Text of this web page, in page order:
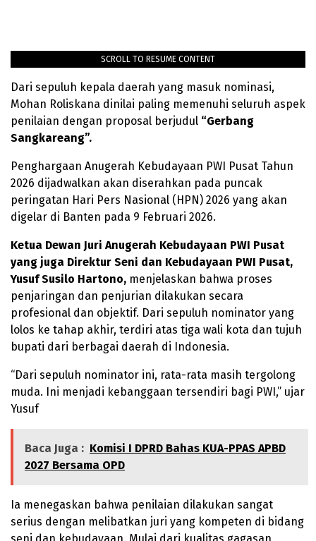
SCROLL TO RESUME CONTENT
Dari sepuluh kepala daerah yang masuk nominasi,
Mohan Roliskana dinilai paling memenuhi seluruh aspek
penilaian dengan proposal berjudul “Gerbang
Sangkareang”.
Penghargaan Anugerah Kebudayaan PWI Pusat Tahun
2026 dijadwalkan akan diserahkan pada puncak
peringatan Hari Pers Nasional (HPN) 2026 yang akan
digelar di Banten pada 9 Februari 2026.
Ketua Dewan Juri Anugerah Kebudayaan PWI Pusat
yang juga Direktur Seni dan Kebudayaan PWI Pusat,
Yusuf Susilo Hartono, menjelaskan bahwa proses
penjaringan dan penjurian dilakukan secara
profesional dan objektif. Dari sepuluh nominator yang
lolos ke tahap akhir, terdiri atas tiga wali kota dan tujuh
bupati dari berbagai daerah di Indonesia.
“Dari sepuluh nominator ini, rata-rata masih tergolong
muda. Ini menjadi kebanggaan tersendiri bagi PWI,” ujar
Yusuf
Baca Juga : Komisi I DPRD Bahas KUA-PPAS APBD
2027 Bersama OPD
Ia menegaskan bahwa penilaian dilakukan sangat
serius dengan melibatkan juri yang kompeten di bidang
seni dan kebudayaan. Mulai dari kualitas gagasan,